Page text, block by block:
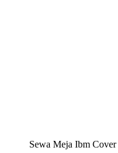
Sewa Meja Ibm